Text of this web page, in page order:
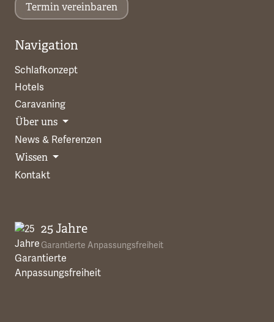
Termin vereinbaren
Navigation
Schlafkonzept
Hotels
Caravaning
Über uns
News & Referenzen
Wissen
Kontakt
25 Jahre
Garantierte Anpassungsfreiheit